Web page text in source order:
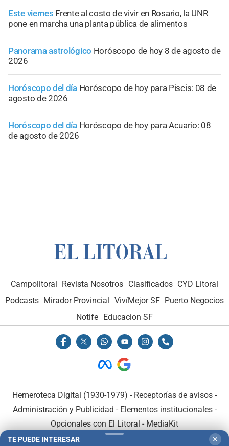
Este viernes Frente al costo de vivir en Rosario, la UNR
pone en marcha una planta pública de alimentos
Panorama astrológico Horóscopo de hoy 8 de agosto de
2026
Horóscopo del día Horóscopo de hoy para Piscis: 08 de
agosto de 2026
Horóscopo del día Horóscopo de hoy para Acuario: 08
de agosto de 2026
Campolitoral Revista Nosotros Clasificados CYD Litoral
Podcasts Mirador Provincial VivíMejor SF Puerto Negocios
Notife Educacion SF
Hemeroteca Digital (1930-1979) - Receptorías de avisos -
Administración y Publicidad - Elementos institucionales-
Opcionales con El Litoral - MediaKit
TE PUEDE INTERESAR ✕